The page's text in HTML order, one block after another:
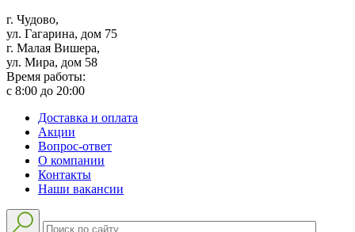
г. Чудово,
ул. Гагарина, дом 75
г. Малая Вишера,
ул. Мира, дом 58
Время работы:
с 8:00 до 20:00
Доставка и оплата
Акции
Вопрос-ответ
О компании
Контакты
Наши вакансии